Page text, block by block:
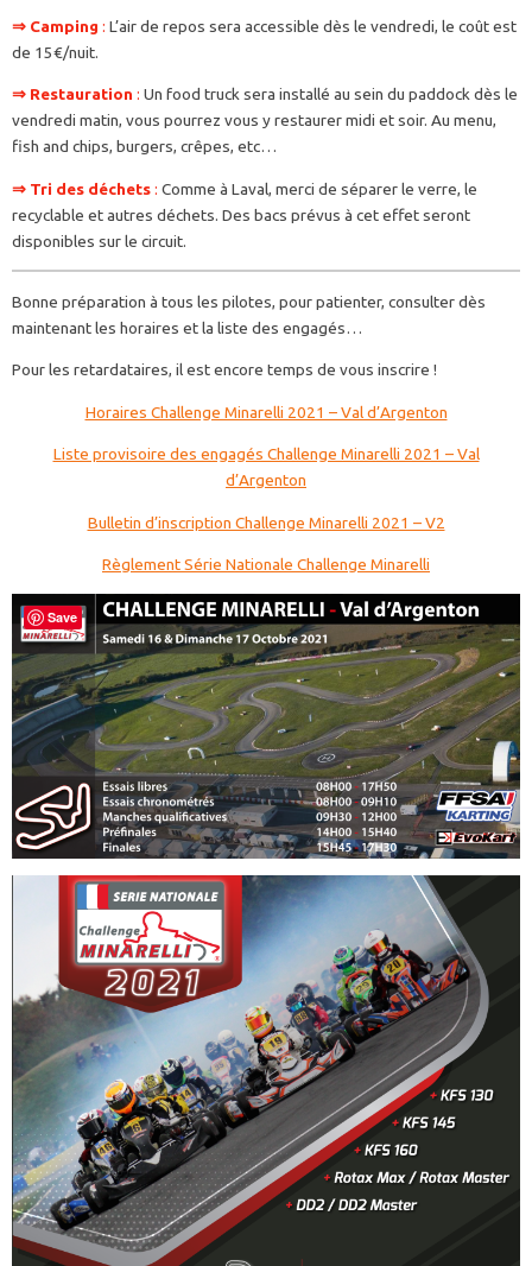
⇒ Camping : L’air de repos sera accessible dès le vendredi, le coût est
de 15€/nuit.
⇒ Restauration : Un food truck sera installé au sein du paddock dès le
vendredi matin, vous pourrez vous y restaurer midi et soir. Au menu,
fish and chips, burgers, crêpes, etc…
⇒ Tri des déchets: Comme à Laval, merci de séparer le verre, le
recyclable et autres déchets. Des bacs prévus à cet effet seront
disponibles sur le circuit.
Bonne préparation à tous les pilotes, pour patienter, consulter dès
maintenant les horaires et la liste des engagés…
Pour les retardataires, il est encore temps de vous inscrire !
Horaires Challenge Minarelli 2021 – Val d’Argenton
Liste provisoire des engagés Challenge Minarelli 2021 – Val
d’Argenton
Bulletin d’inscription Challenge Minarelli 2021 – V2
Règlement Série Nationale Challenge Minarelli
Save